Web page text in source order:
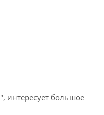
интересует большое